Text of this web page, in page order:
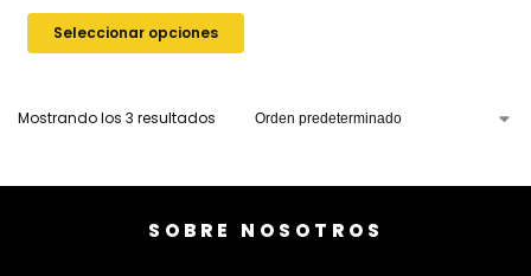
Seleccionar opciones
Mostrando los 3 resultados
SOBRE NOSOTROS